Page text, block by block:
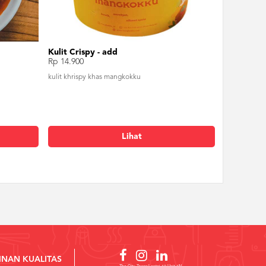
Kulit Crispy - add
Rp 14.900
kulit khrispy khas mangkokku
Lihat
KUALITAS